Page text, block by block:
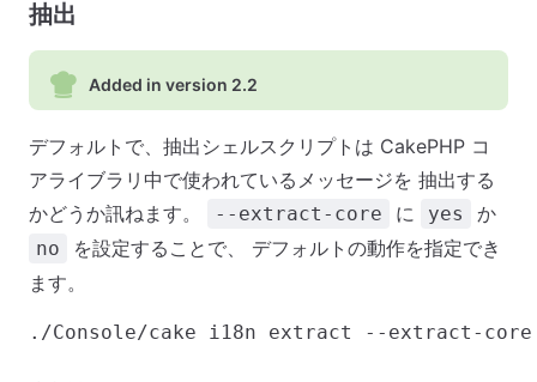
抽出
Added in version 2.2
デフォルトで、抽出シェルスクリプトは CakePHP コ
アライブラリ中で使われているメッセージを 抽出する
かどうか訊ねます。
--extract-core に yes か
no
を設定することで、 デフォルトの動作を指定でき
ます。
./Console/cake i18n extract --extract-core